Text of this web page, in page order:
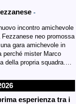
-
incontro amichevole
Fezzanese neo promossa
gara amichevole in
perché mister Marco
della propria squadra.…
esperienza tra i